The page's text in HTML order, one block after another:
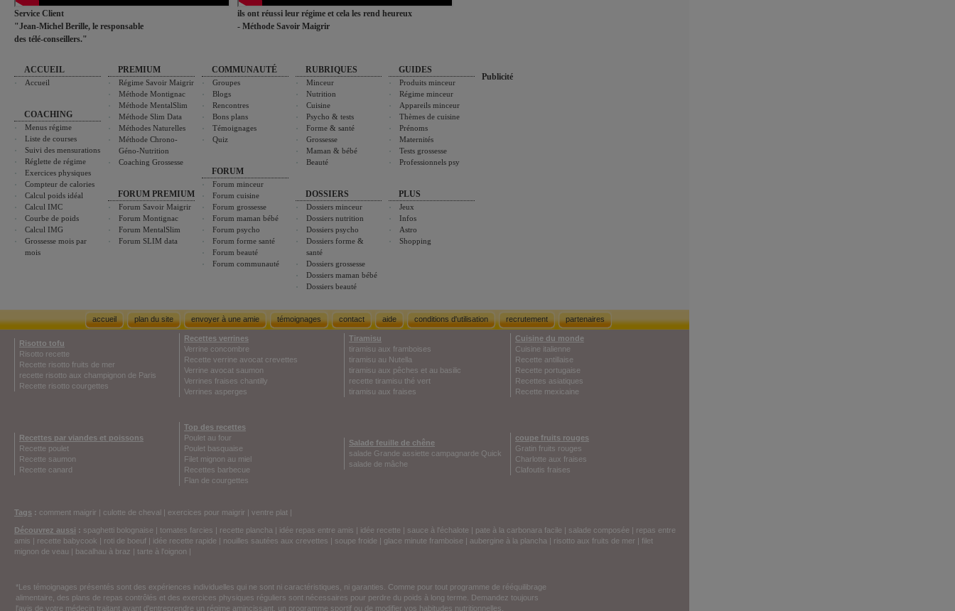
Service Client
"Jean-Michel Berille, le responsable
des télé-conseillers."
ils ont réussi leur régime et cela les rend heureux
- Méthode Savoir Maigrir
ACCUEIL
Accueil
COACHING
Menus régime
Liste de courses
Suivi des mensurations
Réglette de régime
Exercices physiques
Compteur de calories
Calcul poids idéal
Calcul IMC
Courbe de poids
Calcul IMG
Grossesse mois par
mois
PREMIUM
Régime Savoir Maigrir
Méthode Montignac
Méthode MentalSlim
Méthode Slim Data
Méthodes Naturelles
Méthode Chrono-
Géno-Nutrition
Coaching Grossesse
FORUM PREMIUM
Forum Savoir Maigrir
Forum Montignac
Forum MentalSlim
Forum SLIM data
COMMUNAUTÉ
Groupes
Blogs
Rencontres
Bons plans
Témoignages
Quiz
FORUM
Forum minceur
Forum cuisine
Forum grossesse
Forum maman bébé
Forum psycho
Forum forme santé
Forum beauté
Forum communauté
RUBRIQUES
Minceur
Nutrition
Cuisine
Psycho & tests
Forme & santé
Grossesse
Maman & bébé
Beauté
DOSSIERS
Dossiers minceur
Dossiers nutrition
Dossiers psycho
Dossiers forme &
santé
Dossiers grossesse
Dossiers maman bébé
Dossiers beauté
GUIDES
Produits minceur
Régime minceur
Appareils minceur
Thèmes de cuisine
Prénoms
Maternités
Tests grossesse
Professionnels psy
PLUS
Jeux
Infos
Astro
Shopping
Publicité
accueil plan du site envoyer à une amie témoignages contact aide conditions d'utilisation recrutement partenaires
Risotto tofu
Risotto recette
Recette risotto fruits de mer
recette risotto aux champignon de Paris
Recette risotto courgettes
Recettes verrines
Verrine concombre
Recette verrine avocat crevettes
Verrine avocat saumon
Verrines fraises chantilly
Verrines asperges
Tiramisu
tiramisu aux framboises
tiramisu au Nutella
tiramisu aux pêches et au basilic
recette tiramisu thé vert
tiramisu aux fraises
Cuisine du monde
Cuisine italienne
Recette antillaise
Recette portugaise
Recettes asiatiques
Recette mexicaine
Recettes par viandes et poissons
Recette poulet
Recette saumon
Recette canard
Top des recettes
Poulet au four
Poulet basquaise
Filet mignon au miel
Recettes barbecue
Flan de courgettes
Salade feuille de chêne
salade Grande assiette campagnarde Quick
salade de mâche
coupe fruits rouges
Gratin fruits rouges
Charlotte aux fraises
Clafoutis fraises
Tags : comment maigrir | culotte de cheval | exercices pour maigrir | ventre plat |
Découvrez aussi : spaghetti bolognaise | tomates farcies | recette plancha | idée repas entre amis | idée recette | sauce à l'échalote | pate à la carbonara facile | salade composée | repas entre
amis | recette babycook | roti de boeuf | idée recette rapide | nouilles sautées aux crevettes | soupe froide | glace minute framboise | aubergine à la plancha | risotto aux fruits de mer | filet
mignon de veau | bacalhau à braz | tarte à l'oignon |
*Les témoignages présentés sont des expériences individuelles qui ne sont ni caractéristiques, ni garanties. Comme pour tout programme de rééquilibrage
alimentaire, des plans de repas contrôlés et des exercices physiques réguliers sont nécessaires pour perdre du poids à long terme. Demandez toujours
l'avis de votre médecin traitant avant d'entreprendre un régime amincissant, un programme sportif ou de modifier vos habitudes nutritionnelles.